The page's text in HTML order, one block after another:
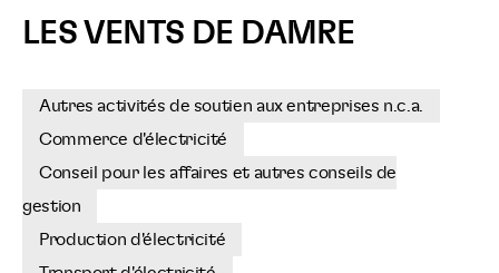
LES VENTS DE DAMRE
Autres activités de soutien aux entreprises n.c.a.
Commerce d'électricité
Conseil pour les affaires et autres conseils de
gestion
Production d'électricité